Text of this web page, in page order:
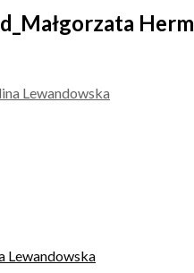
Lewandowska